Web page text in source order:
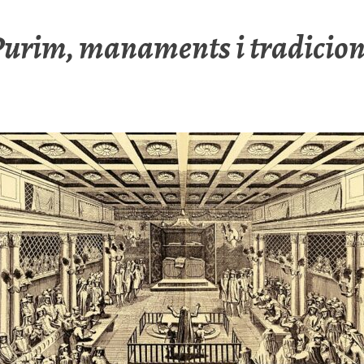
manaments i